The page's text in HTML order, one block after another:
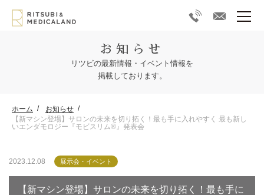
お知らせ
リツビの最新情報・イベント情報を
掲載しております。
ホーム
お知らせ
【新マシン登場】サロンの未来を切り拓く！最も手に入れやすく 最も新し
いエンダモロジー『モビスリム®』発表会
2023.12.08 展示会・イベント
【新マシン登場】サロンの未来を切り拓く！最も手に